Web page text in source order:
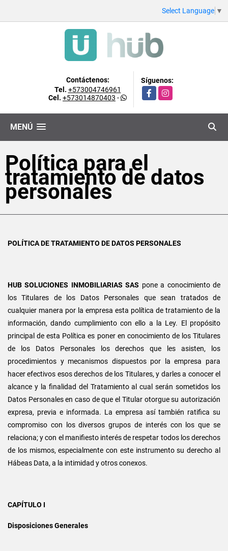
Select Language ▼
Contáctenos:
Tel. +573004746961
Cel. +573014870403 -
Síguenos:
FacebookInstagram
MENÚ
Política para el
tratamiento de datos
personales
POLÍTICA DE TRATAMIENTO DE DATOS PERSONALES
HUB SOLUCIONES INMOBILIARIAS SAS pone a conocimiento de
los Titulares de los Datos Personales que sean tratados de
cualquier manera por la empresa esta política de tratamiento de la
información, dando cumplimiento con ello a la Ley. El propósito
principal de esta Política es poner en conocimiento de los Titulares
de los Datos Personales los derechos que les asisten, los
procedimientos y mecanismos dispuestos por la empresa para
hacer efectivos esos derechos de los Titulares, y darles a conocer el
alcance y la finalidad del Tratamiento al cual serán sometidos los
Datos Personales en caso de que el Titular otorgue su autorización
expresa, previa e informada. La empresa así también ratifica su
compromiso con los diversos grupos de interés con los que se
relaciona; y con el manifiesto interés de respetar todos los derechos
de los mismos, especialmente con este instrumento su derecho al
Hábeas Data, a la intimidad y otros conexos.
CAPÍTULO I
Disposiciones Generales